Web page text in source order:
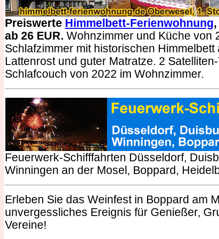
Preiswerte Himmelbett-Ferienwohnung
ab 26 EUR. Wohnzimmer und Küche von
Schlafzimmer mit historischen Himmelbett
Lattenrost und guter Matratze. 2
Schlafcouch von 2022 im Wohnzimmer.
Feuerwerk-Schifffahrten Düsseldorf,
Winningen an der Mosel, Boppard,
Erleben Sie das Weinfest in Boppard am
unvergessliches Ereignis für Genießer,
Vereine!